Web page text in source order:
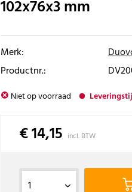
102x76x3 mm
Merk:
Productnr.:
Niet op voorraad
€ 14,15 incl. BTW